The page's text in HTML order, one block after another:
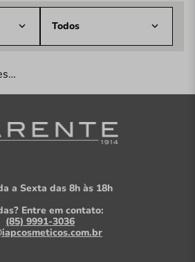
Todos
a Sexta das 8h às 18h
Entre em contato:
(85) 9991-3036